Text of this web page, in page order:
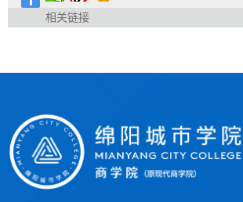
相关链接